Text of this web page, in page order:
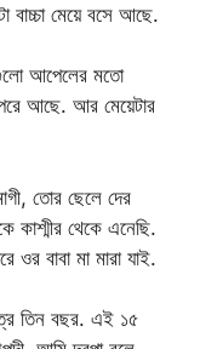
বাচ্চা মেয়ে বসে আছে.
আপেলের মতো
পরে আছে. আর মেয়েটার
তোর ছেলে দের
কাশ্মীর থেকে এনেছি.
ওর বাবা মা মারা যাই.
তিন বছর. এই ১৫